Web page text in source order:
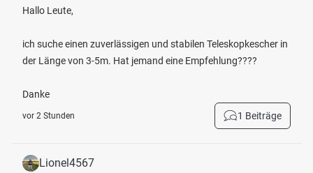
Hallo Leute,
ich suche einen zuverlässigen und stabilen Teleskopkescher in
der Länge von 3-5m. Hat jemand eine Empfehlung????
Danke
vor 2 Stunden 1 Beiträge
Lionel4567